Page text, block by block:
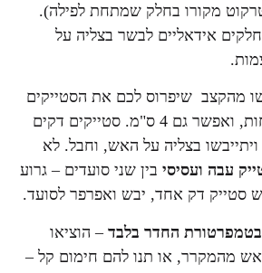
מקורו בחלק שמתחת לפילה).
אידאליים לבשר בצליה על
שיפרוס לכם את הסטייקים
לעובי של 3 ס"מ לפחות, ואפשר גם 4 ס"מ. סטייקים דקים
בצליה על האש, וחבל. לא
עבה ועסיסיבין שני סועדים – גרוע
דק אחד, יבש ואפרפר לסועד.
החדר בלבד– הוציאו
מהמקרר, או תנו להם חימום קל –